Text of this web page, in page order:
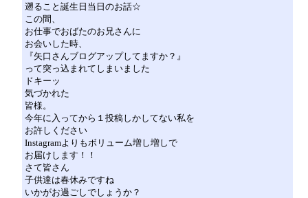
遡ること誕生日当日のお話☆
この間、
お仕事でおばたのお兄さんに
お会いした時、
『矢口さんブログアップしてますか？』
って突っ込まれてしまいました
ドキーッ
気づかれた
皆様。
今年に入ってから１投稿しかしてない私を
お許しください
Instagramよりもボリューム増し増しで
お届けします！！
さて皆さん
子供達は春休みですね
いかがお過ごしでしょうか？